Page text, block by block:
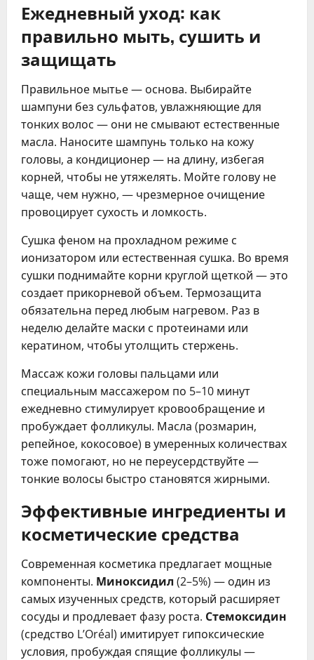
Ежедневный уход: как
правильно мыть, сушить и
защищать
Правильное мытье — основа. Выбирайте
шампуни без сульфатов, увлажняющие для
тонких волос — они не смывают естественные
масла. Наносите шампунь только на кожу
головы, а кондиционер — на длину, избегая
корней, чтобы не утяжелять. Мойте голову не
чаще, чем нужно, — чрезмерное очищение
провоцирует сухость и ломкость.
Сушка феном на прохладном режиме с
ионизатором или естественная сушка. Во время
сушки поднимайте корни круглой щеткой — это
создает прикорневой объем. Термозащита
обязательна перед любым нагревом. Раз в
неделю делайте маски с протеинами или
кератином, чтобы утолщить стержень.
Массаж кожи головы пальцами или
специальным массажером по 5–10 минут
ежедневно стимулирует кровообращение и
пробуждает фолликулы. Масла (розмарин,
репейное, кокосовое) в умеренных количествах
тоже помогают, но не переусердствуйте —
тонкие волосы быстро становятся жирными.
Эффективные ингредиенты и
косметические средства
Современная косметика предлагает мощные
компоненты. Миноксидил (2–5%) — один из
самых изученных средств, который расширяет
сосуды и продлевает фазу роста. Стемоксидин
(средство L’Oréal) имитирует гипоксические
условия, пробуждая спящие фолликулы —